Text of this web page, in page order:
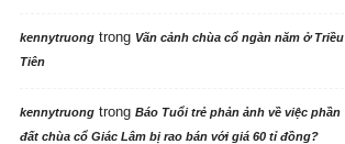
kennytruongtrong Vãn cảnh chùa cổ ngàn năm ở Triều
Tiên
kennytruongtrong Báo Tuổi trẻ phản ảnh về việc phần
đất chùa cổ Giác Lâm bị rao bán với giá 60 tỉ đồng?